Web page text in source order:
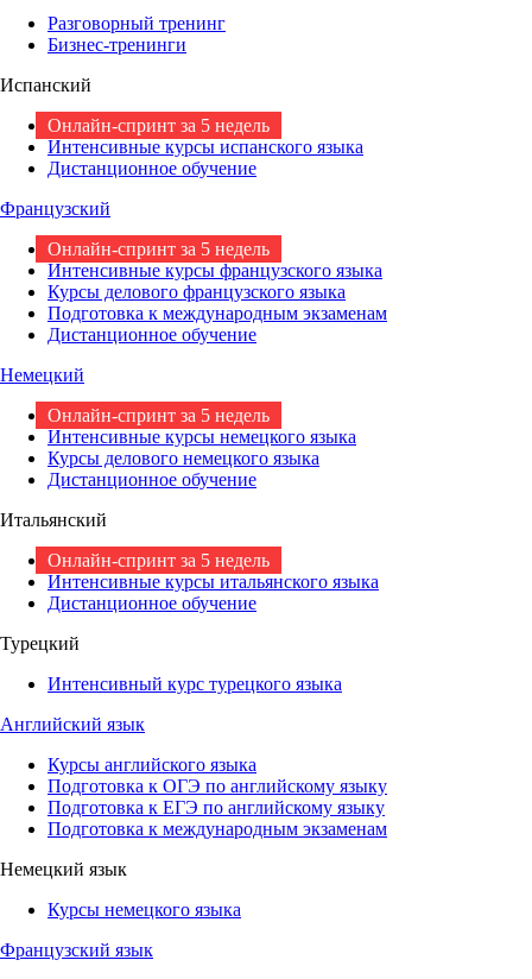
Разговорный тренинг
Бизнес-тренинги
Испанский
Онлайн-спринт за 5 недель
Интенсивные курсы испанского языка
Дистанционное обучение
Французский
Онлайн-спринт за 5 недель
Интенсивные курсы французского языка
Курсы делового французского языка
Подготовка к международным экзаменам
Дистанционное обучение
Немецкий
Онлайн-спринт за 5 недель
Интенсивные курсы немецкого языка
Курсы делового немецкого языка
Дистанционное обучение
Итальянский
Онлайн-спринт за 5 недель
Интенсивные курсы итальянского языка
Дистанционное обучение
Турецкий
Интенсивный курс турецкого языка
Английский язык
Курсы английского языка
Подготовка к ОГЭ по английскому языку
Подготовка к ЕГЭ по английскому языку
Подготовка к международным экзаменам
Немецкий язык
Курсы немецкого языка
Французский язык